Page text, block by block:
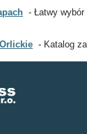
Łatwy wybór
Katalog